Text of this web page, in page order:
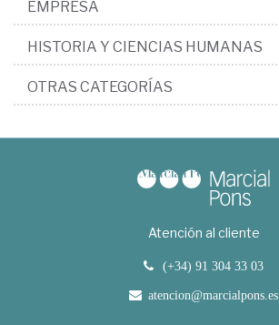
EMPRESA
HISTORIA Y CIENCIAS HUMANAS
OTRAS CATEGORÍAS
Atención al cliente
(+34) 91 304 33 03
atencion@marcialpons.es